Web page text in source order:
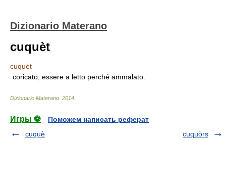
Dizionario Materano
cuquèt
cuquèt
coricato, essere a letto perché ammalato.
Dizionario Materano 2014
Игры ⚽
Поможем написать реферат
cuquè
cuquòrs